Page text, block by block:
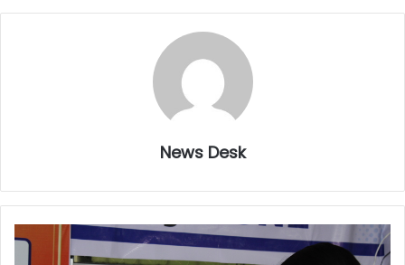
News Desk